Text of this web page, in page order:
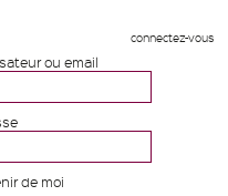
connectez-vous
ou email
de moi